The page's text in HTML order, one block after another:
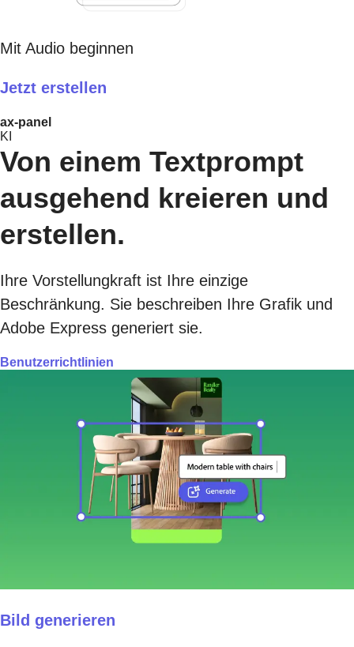
Mit Audio beginnen
Jetzt erstellen​
ax-panel
KI
Von einem Textprompt
ausgehend kreieren und
erstellen.
Ihre Vorstellungkraft ist Ihre einzige
Beschränkung. Sie beschreiben Ihre Grafik und
Adobe Express generiert sie.
Benutzerrichtlinien
Bild generieren